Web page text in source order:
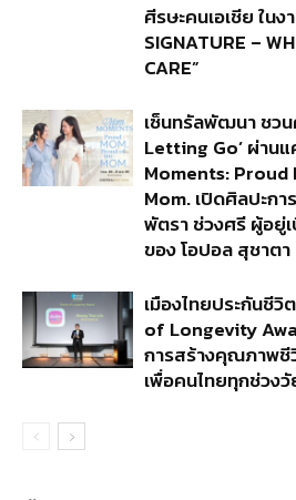
ศีรษะคนเอเชีย ในง
SIGNATURE –
CARE”
เซ็นทรัลพัฒนา ชว
Letting Go’ ผ่าน
Moments:
Mom. เปิดศิลปะก
พัตรา ช่วงศรี ผู้อยู่
ของ โอปอล สุชาต
เมืองไทยประกันชีวิ
of Longevity
การสร้างคุณภาพ
เพื่อคนไทยทุกช่วง